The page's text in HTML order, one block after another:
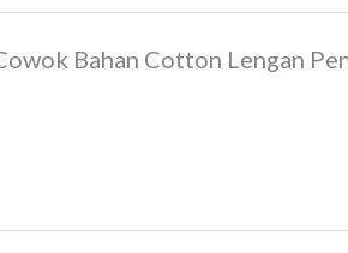
Bahan Cotton Lengan